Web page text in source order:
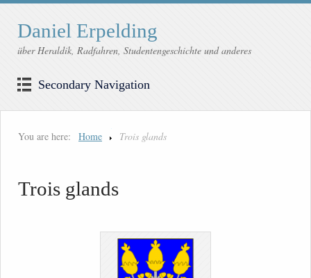
Daniel Erpelding
über Heraldik, Radfahren, Studentengeschichte und anderes
Secondary Navigation
You are here: Home Trois glands
Trois glands